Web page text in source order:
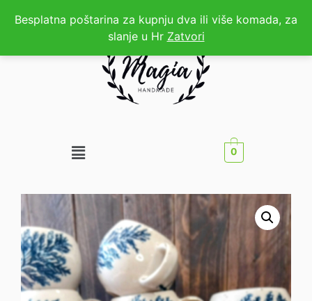
Besplatna poštarina za kupnju dva ili više komada, za
slanje u Hr Zatvori
0